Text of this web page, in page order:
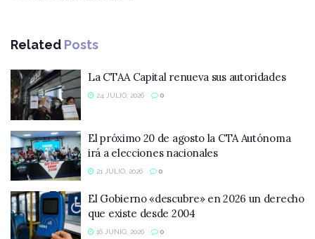
Related Posts
La CTAA Capital renueva sus autoridades
24 JULIO, 2026 0
El próximo 20 de agosto la CTA Autónoma
irá a elecciones nacionales
21 JULIO, 2026 0
El Gobierno «descubre» en 2026 un derecho
que existe desde 2004
16 JUNIO, 2026 0